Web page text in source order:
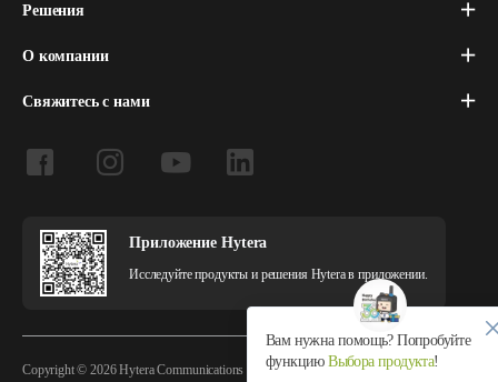
Решения
О компании
Свяжитесь с нами
Приложение Hytera
Исследуйте продукты и решения Hytera в приложении.
Copyright © 2026 Hytera Communications Corporation Limited All Rights Reserved
Вам нужна помощь? Попробуйте
функциюВыбора продукта!